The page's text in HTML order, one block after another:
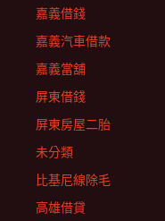
嘉義借錢
嘉義汽車借款
嘉義當舖
屏東借錢
屏東房屋二胎
未分類
比基尼線除毛
高雄借貸